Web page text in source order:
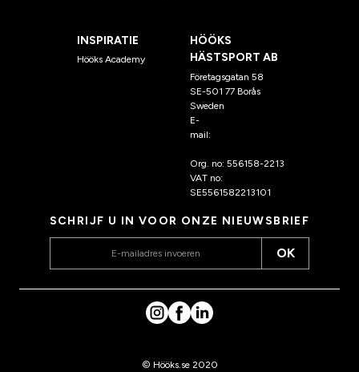
INSPIRATIE
Hööks Academy
HÖÖKS
HÄSTSPORT AB
Företagsgatan 58
SE-501 77 Borås
Sweden
E-
mail:
Org. no: 556158-2213
VAT no:
SE5561582213101
SCHRIJF U IN VOOR ONZE NIEUWSBRIEF
OK
© Hööks.se 2020